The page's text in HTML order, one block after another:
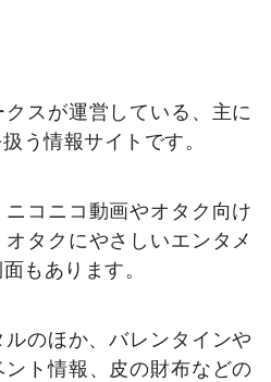
スが運営している、主に
う情報サイトです。
コニコ動画やオタク向け
タクにやさしいエンタメ
もあります。
のほか、バレンタインや
ト情報、皮の財布などの